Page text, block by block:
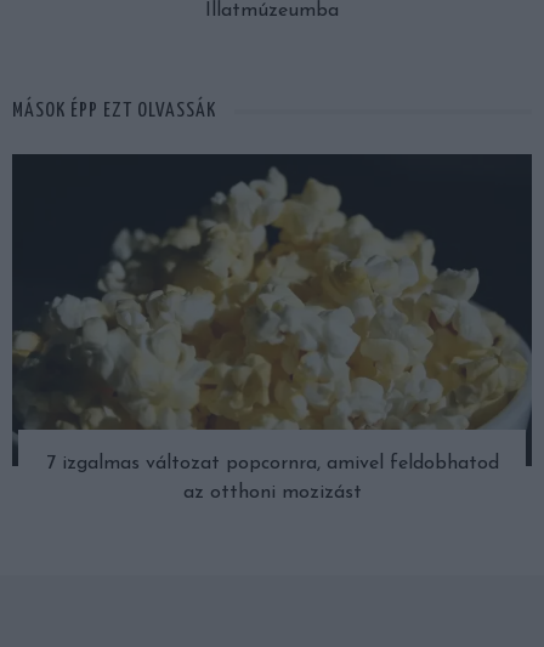
Illatmúzeumba
MÁSOK ÉPP EZT OLVASSÁK
7 izgalmas változat popcornra, amivel feldobhatod
az otthoni mozizást